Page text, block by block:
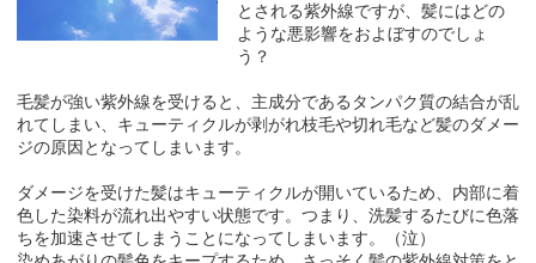
とされる紫外線ですが、髪にはどの
ような悪影響をおよぼすのでしょ
う？
毛髪が強い紫外線を受けると、主成分であるタンパク質の結合が乱
れてしまい、キューティクルが剥がれ枝毛や切れ毛など髪のダメー
ジの原因となってしまいます。
ダメージを受けた髪はキューティクルが開いているため、内部に着
色した染料が流れ出やすい状態です。つまり、洗髪するたびに色落
ちを加速させてしまうことになってしまいます。（泣）